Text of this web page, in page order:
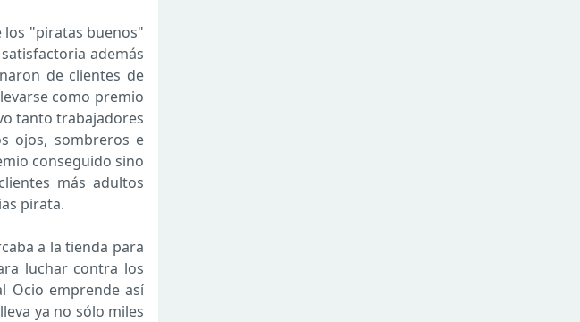
los "piratas buenos"
además
de clientes de
como premio
tanto trabajadores
ojos, sombreros e
conseguido sino
más adultos
pirata.
a la tienda para
luchar contra los
Ocio emprende así
ya no sólo miles